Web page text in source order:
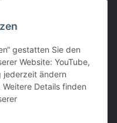
gestatten Sie den
Website: YouTube,
jederzeit ändern
Details finden